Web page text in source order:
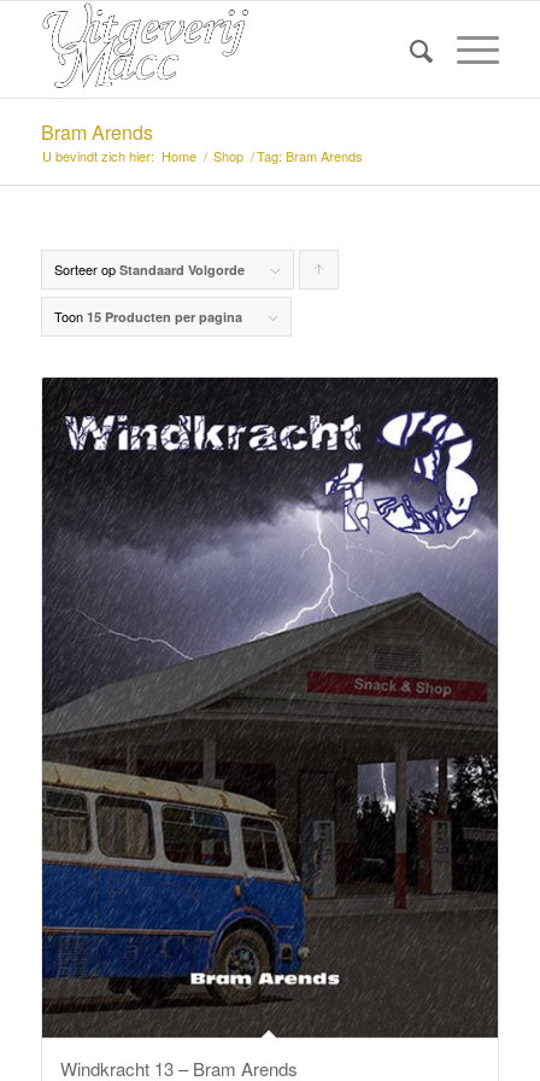
Bram Arends
U bevindt zich hier: Home / Shop /Tag: Bram Arends
Sorteer op Standaard Volgorde
Toon 15 Producten per pagina
Windkracht 13 – Bram Arends